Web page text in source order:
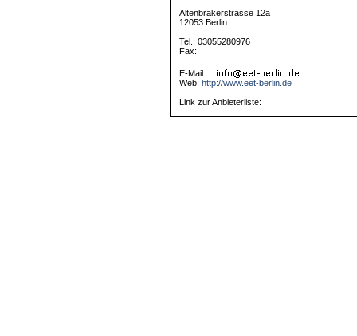
Altenbrakerstrasse 12a
12053 Berlin
Tel.: 03055280976
Fax:
E-Mail:
Web: http://www.eet-berlin.de
Link zur Anbieterliste: